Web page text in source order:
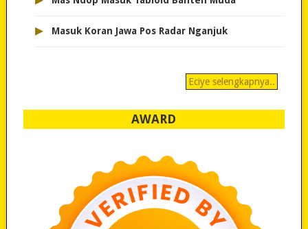
▸ Masuk Koran Jawa Pos Radar Nganjuk
Eciye selengkapnya..
AWARD